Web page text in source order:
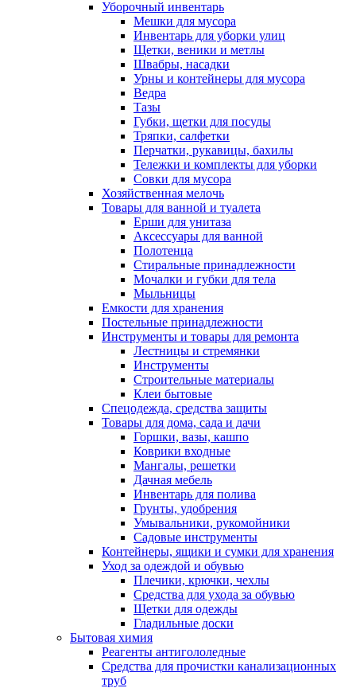
Уборочный инвентарь
Мешки для мусора
Инвентарь для уборки улиц
Щетки, веники и метлы
Швабры, насадки
Урны и контейнеры для мусора
Ведра
Тазы
Губки, щетки для посуды
Тряпки, салфетки
Перчатки, рукавицы, бахилы
Тележки и комплекты для уборки
Совки для мусора
Хозяйственная мелочь
Товары для ванной и туалета
Ерши для унитаза
Аксессуары для ванной
Полотенца
Стиральные принадлежности
Мочалки и губки для тела
Мыльницы
Емкости для хранения
Постельные принадлежности
Инструменты и товары для ремонта
Лестницы и стремянки
Инструменты
Строительные материалы
Клеи бытовые
Спецодежда, средства защиты
Товары для дома, сада и дачи
Горшки, вазы, кашпо
Коврики входные
Мангалы, решетки
Дачная мебель
Инвентарь для полива
Грунты, удобрения
Умывальники, рукомойники
Садовые инструменты
Контейнеры, ящики и сумки для хранения
Уход за одеждой и обувью
Плечики, крючки, чехлы
Средства для ухода за обувью
Щетки для одежды
Гладильные доски
Бытовая химия
Реагенты антигололедные
Средства для прочистки канализационных
труб